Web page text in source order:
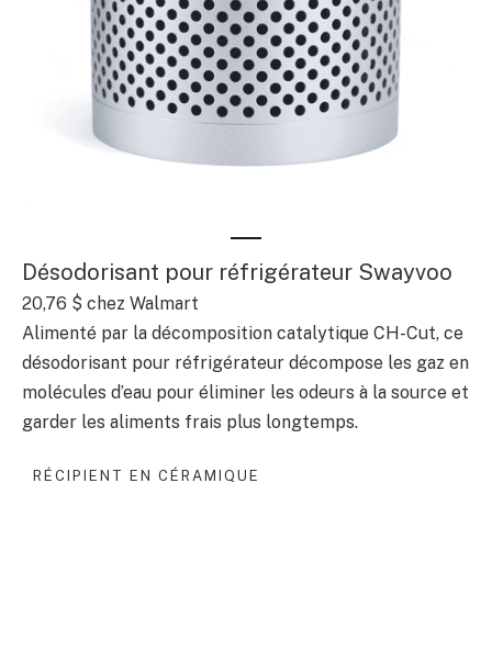
Désodorisant pour réfrigérateur Swayvoo
20,76 $ chez Walmart
Alimenté par la décomposition catalytique CH-Cut, ce
désodorisant pour réfrigérateur décompose les gaz en
molécules d’eau pour éliminer les odeurs à la source et
garder les aliments frais plus longtemps.
RÉCIPIENT EN CÉRAMIQUE